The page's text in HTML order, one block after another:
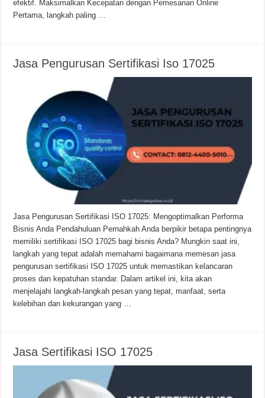
efektif. Maksimalkan Kecepatan dengan Pemesanan Online
Pertama, langkah paling …
Jasa Pengurusan Sertifikasi Iso 17025
Jasa Pengurusan Sertifikasi ISO 17025: Mengoptimalkan Performa
Bisnis Anda Pendahuluan Pernahkah Anda berpikir betapa pentingnya
memiliki sertifikasi ISO 17025 bagi bisnis Anda? Mungkin saat ini,
langkah yang tepat adalah memahami bagaimana memesan jasa
pengurusan sertifikasi ISO 17025 untuk memastikan kelancaran
proses dan kepatuhan standar. Dalam artikel ini, kita akan
menjelajahi langkah-langkah pesan yang tepat, manfaat, serta
kelebihan dan kekurangan yang …
Jasa Sertifikasi ISO 17025